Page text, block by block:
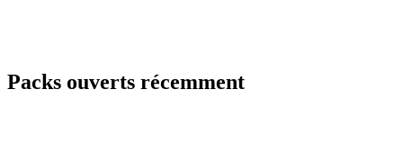
Packs ouverts récemment